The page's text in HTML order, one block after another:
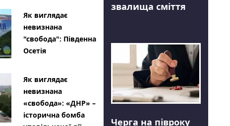
Як виглядає
невизнана
"свобода": Південна
Осетія
Як виглядає
невизнана
«свобода»: «ДНР» –
історична бомба
звалища сміття
Черга на півроку